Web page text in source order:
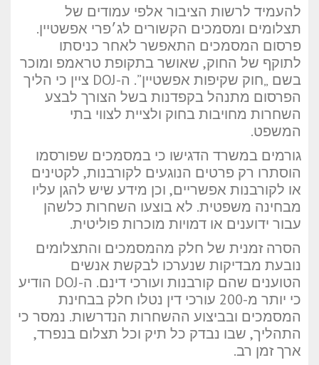
להעמיד לרשות הציבור אלפי עמודים של
תצלומים ומסמכים הקשורים לג׳פרי אפשטיין.
פרסום המסמכים התאפשר לאחר כניסתו
לתוקף של החוק, שאושר בתקופת טראמפ ומוכר
בשם „חוק שקיפות אפשטיין”. ה-DOJ ציין כי הליך
הפרסום מתנהל בקפדנות בשל הצורך לבצע
השחרות מחויבות בחוק ולציית לצווי בתי
המשפט.
גורמים במשרד הדגישו כי במסמכים שפורסמו
הוסתרו רק פרטים הנוגעים לקורבנות, לקטינים
או לקורבנות אפשריים, וכן מידע שיש להגן עליו
מבחינה משפטית. לא בוצעו השחרות כלשהן
עבור ידוענים או דמויות מוכרות פוליטית.
הסרה זמנית של חלק מהמסמכים והתצלומים
נובעת מבדיקות שנערכו לבקשת אנשים
הטוענים שהם קורבנות ועורכי דינם. ה-DOJ הודיע
כי יותר מ-200 עורכי דין נטלו חלק בבחינת
המסמכים ובביצוע ההשחרות הנדרשות. נמסר כי
התהליך, שבו נבדק כל תיק וכל תצלום בנפרד,
ארך זמן רב.